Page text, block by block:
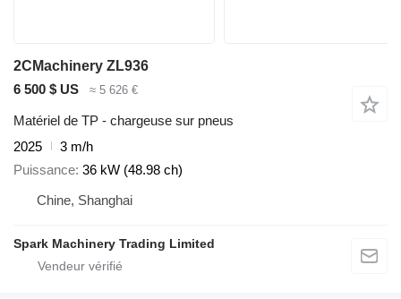
2CMachinery ZL936
6 500 $ US
≈ 5 626 €
Matériel de TP - chargeuse sur pneus
2025
3 m/h
Puissance 36 kW (48.98 ch)
Chine, Shanghai
Spark Machinery Trading Limited